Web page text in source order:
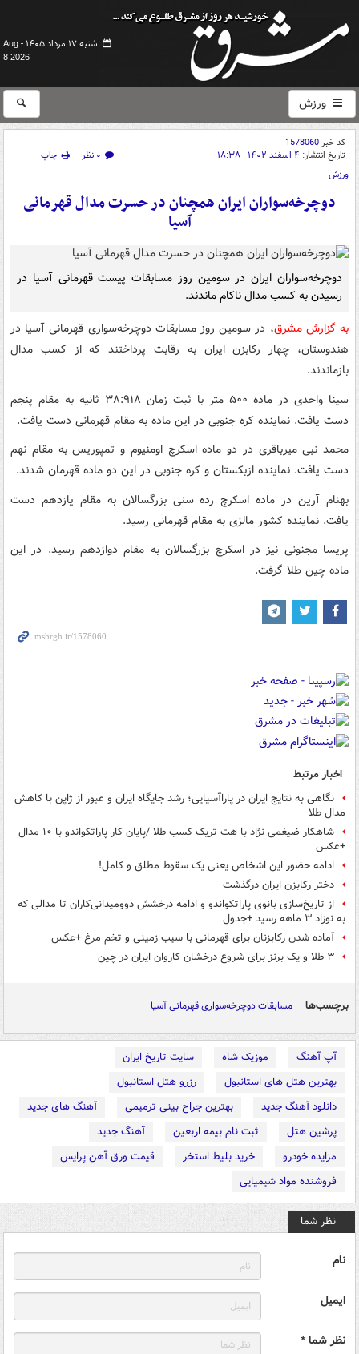
شنبه ۱۷ مرداد ۱۴۰۵ -
Aug
8 2026
ورزش
کد خبر1578060
تاریخ انتشار: ۴ اسفند ۱۴۰۲ - ۱۸:۳۸ ۰ نظر
چاپ
ورزش
دوچرخه‌سواران ایران همچنان در حسرت مدال قهرمانی
آسیا
دوچرخه‌سواران ایران در سومین روز مسابقات پیست قهرمانی آسیا در
رسیدن به کسب مدال ناکام ماندند.
به گزارش مشرق، در سومین روز مسابقات دوچرخه‌سواری قهرمانی آسیا در
هندوستان، چهار رکابزن ایران به رقابت پرداختند که از کسب مدال
بازماندند.
سینا واحدی در ماده ۵۰۰ متر با ثبت زمان ۳۸:۹۱۸ ثانیه به مقام پنجم
دست یافت. نماینده کره جنوبی در این ماده به مقام قهرمانی دست یافت.
محمد نبی میرباقری در دو ماده اسکرچ اومنیوم و تمپوریس به مقام نهم
دست یافت. نماینده ازبکستان و کره جنوبی در این دو ماده قهرمان شدند.
بهنام آرین در ماده اسکرچ رده سنی بزرگسالان به مقام یازدهم دست
یافت. نماینده کشور مالزی به مقام قهرمانی رسید.
پریسا مجنونی نیز در اسکرچ بزرگسالان به مقام دوازدهم رسید. در این
ماده چین طلا گرفت.
اخبار مرتبط
نگاهی به نتایج ایران در پاراآسیایی؛ رشد جایگاه ایران و عبور از ژاپن با کاهش
مدال طلا
شاهکار ضیغمی نژاد با هت تریک کسب طلا /پایان کار پاراتکواندو با ۱۰ مدال
+عکس
ادامه حضور این اشخاص یعنی یک سقوط مطلق و کامل!
دختر رکابزن ایران درگذشت
از تاریخ‌سازی بانوی پاراتکواندو و ادامه درخشش دوومیدانی‌کاران تا مدالی که
به نوزاد ۳ ماهه رسید +جدول
آماده شدن رکابزنان برای قهرمانی با سیب زمینی و تخم مرغ +عکس
۳ طلا و یک برنز برای شروع درخشان کاروان ایران در چین
برچسب‌ها مسابقات دوچرخه‌سواری قهرمانی آسیا
آپ آهنگ موزیک شاه
سایت تاریخ ایران
بهترین هتل های استانبول
رزرو هتل استانبول
دانلود آهنگ جدید
بهترین جراح بینی ترمیمی
آهنگ های جدید
پرشین هتل
ثبت نام بیمه اربعین
آهنگ جدید
مزایده خودرو
خرید بلیط استخر
قیمت ورق آهن پرایس
فروشنده مواد شیمیایی
نظر شما
نام
ایمیل
نظر شما *